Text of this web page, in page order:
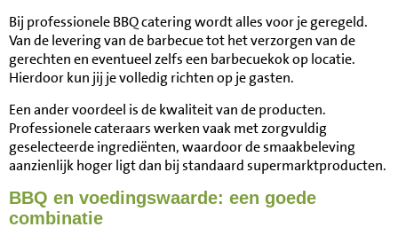
Bij professionele BBQ catering wordt alles voor je geregeld.
Van de levering van de barbecue tot het verzorgen van de
gerechten en eventueel zelfs een barbecuekok op locatie.
Hierdoor kun jij je volledig richten op je gasten.
Een ander voordeel is de kwaliteit van de producten.
Professionele cateraars werken vaak met zorgvuldig
geselecteerde ingrediënten, waardoor de smaakbeleving
aanzienlijk hoger ligt dan bij standaard supermarktproducten.
BBQ en voedingswaarde: een goede
combinatie